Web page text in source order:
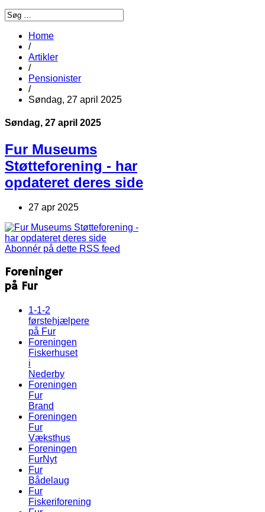
Home
/
Artikler
/
Pensionister
/
Søndag, 27 april 2025
Søndag, 27 april 2025
Fur Museums
Støtteforening - har
opdateret deres side
27 apr 2025
Abonnér på dette RSS feed
Foreninger
på Fur
1-1-2
førstehjælpere
på Fur
Foreningen
Fiskerhuset
i
Nederby
Foreningen
Fur
Brand
Foreningen
Fur
Væksthus
Foreningen
FurNyt
Fur
Bådelaug
Fur
Fiskeriforening